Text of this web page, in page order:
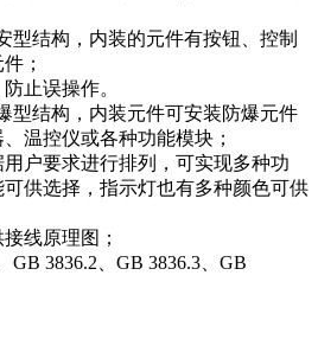
型结构，内装的元件有按钮、控制
；
止误操作。
型结构，内装元件可安装防爆元件
温控仪或各种功能模块；
户要求进行排列，可实现多种功
供选择，指示灯也有多种颜色可供
线原理图；
3836.2、GB 3836.3、GB